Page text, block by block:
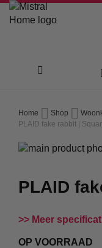
naar
de
Home Shop
PLAID fake rabbit |
Ga
einde
de
gallerij
het
van
afbeeldingen-
PLAID
Meer
OP VOORRAAD